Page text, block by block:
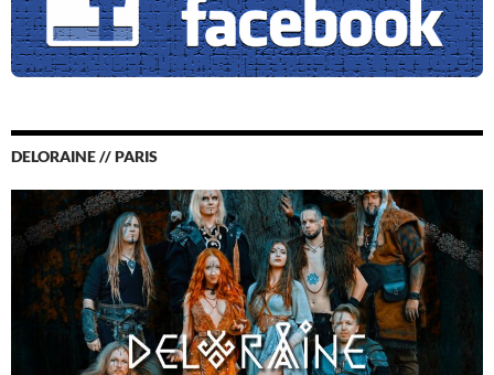
DELORAINE // PARIS